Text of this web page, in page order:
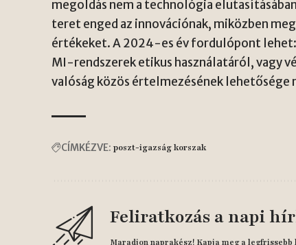
megoldás nem a technológia
teret enged az innovációnak, miközben
értékeket. A 2024-es év fordulópont
MI-rendszerek etikus használatáról, vagy
valóság közös értelmezésének lehetősége
CÍMKÉZVE: poszt-igazság korszak
Feliratkozás a napi
Maradjon naprakész! Kapja meg a